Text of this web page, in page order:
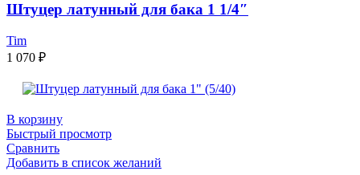
Штуцер латунный для бака 1 1/4″
Tim
1 070 ₽
В корзину
Быстрый просмотр
Сравнить
Добавить в список желаний